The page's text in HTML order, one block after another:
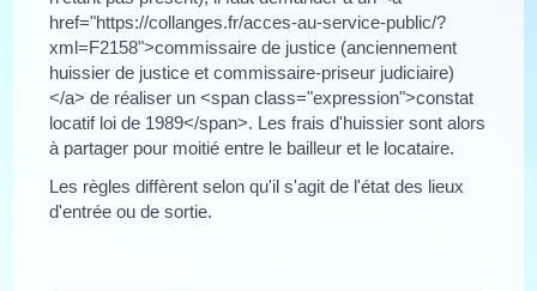
href="https://collanges.fr/acces-au-service-public/?
xml=F2158">commissaire de justice (anciennement
huissier de justice et commissaire-priseur judiciaire)
</a> de réaliser un <span class="expression">constat
locatif loi de 1989</span>. Les frais d'huissier sont alors
à partager pour moitié entre le bailleur et le locataire.
Les règles diffèrent selon qu'il s'agit de l'état des lieux
d'entrée ou de sortie.